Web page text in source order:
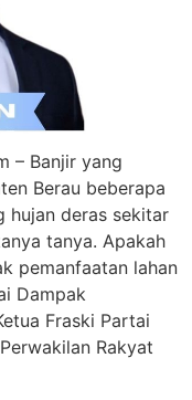
– Banjir yang
Berau beberapa
hujan deras sekitar
tanya. Apakah
pemanfaatan lahan
Dampak
Fraski Partai
Rakyat